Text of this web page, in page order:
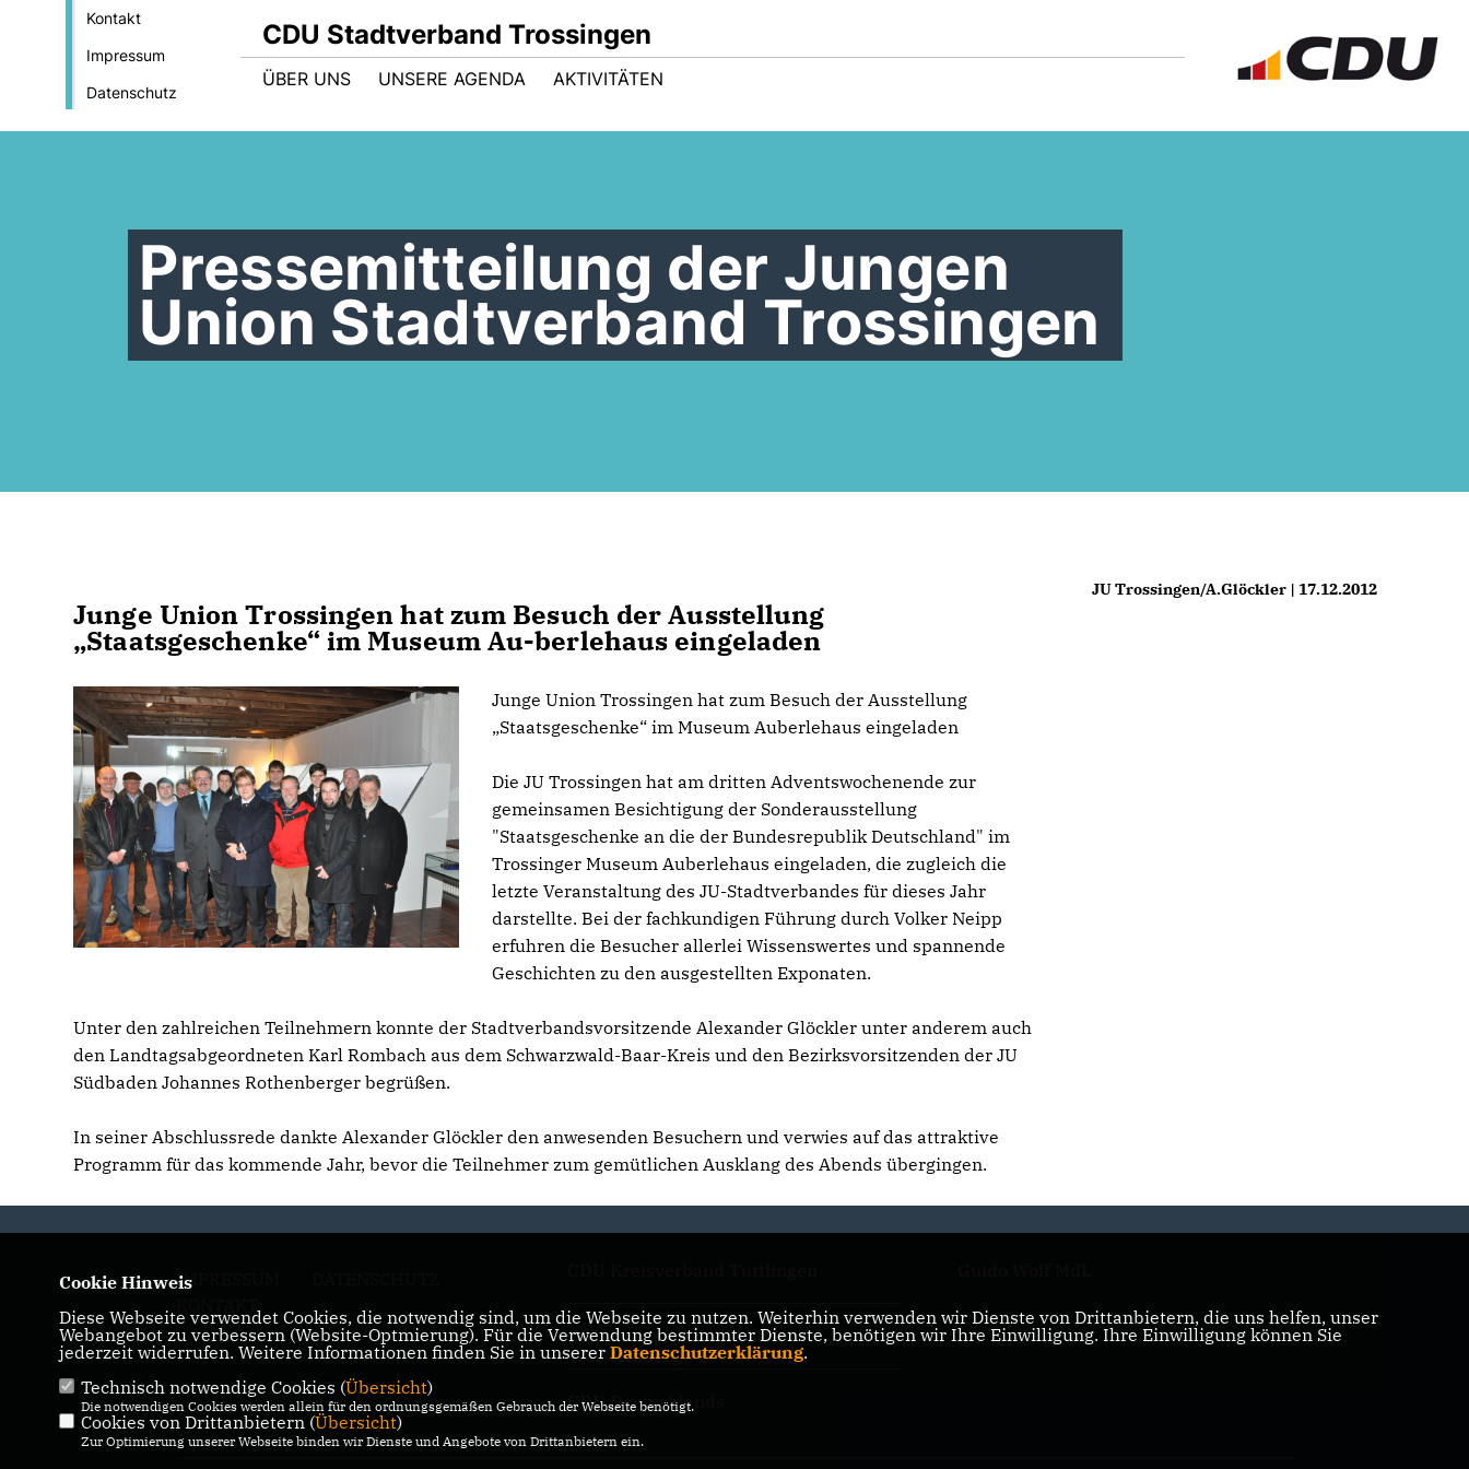
Kontakt
Impressum
Datenschutz
CDU Stadtverband Trossingen
ÜBER UNS UNSERE AGENDA AKTIVITÄTEN
Pressemitteilung der Jungen
Union Stadtverband Trossingen
Junge Union Trossingen hat zum Besuch der Ausstellung
Staatsgeschenke“ im Museum Au-berlehaus eingeladen
Junge Union Trossingen hat zum Besuch der Ausstellung
Staatsgeschenke“ im Museum Auberlehaus eingeladen
Die JU Trossingen hat am dritten Adventswochenende zur
gemeinsamen Besichtigung der Sonderausstellung
"Staatsgeschenke an die der Bundesrepublik Deutschland" im
Trossinger Museum Auberlehaus eingeladen, die zugleich die
letzte Veranstaltung des JU-Stadtverbandes für dieses Jahr
darstellte. Bei der fachkundigen Führung durch Volker Neipp
erfuhren die Besucher allerlei Wissenswertes und spannende
Geschichten zu den ausgestellten Exponaten.
Unter den zahlreichen Teilnehmern konnte der Stadtverbandsvorsitzende Alexander Glöckler unter anderem auch
den Landtagsabgeordneten Karl Rombach aus dem Schwarzwald-Baar-Kreis und den Bezirksvorsitzenden der JU
Südbaden Johannes Rothenberger begrüßen.
In seiner Abschlussrede dankte Alexander Glöckler den anwesenden Besuchern und verwies auf das attraktive
Programm für das kommende Jahr, bevor die Teilnehmer zum gemütlichen Ausklang des Abends übergingen.
JU Trossingen/A.Glöckler | 17.12.2012
IMPRESSUM
KONTAKT
CDU Landesverband Baden-
Württemberg
CDU Deutschlands
Cookie Hinweis
Diese Webseite verwendet Cookies, die notwendig sind, um die Webseite zu nutzen. Weiterhin verwenden wir Dienste von Drittanbietern, die uns helfen, unser
Webangebot zu verbessern (Website-Optmierung). Für die Verwendung bestimmter Dienste, benötigen wir Ihre Einwilligung. Ihre Einwilligung können Sie
jederzeit widerrufen. Weitere Informationen finden Sie in unserer Datenschutzerklärung.
Technisch notwendige Cookies (Übersicht)
Die notwendigen Cookies werden allein für den ordnungsgemäßen Gebrauch der Webseite benötigt.
Cookies von Drittanbietern (Übersicht)
Zur Optimierung unserer Webseite binden wir Dienste und Angebote von Drittanbietern ein.